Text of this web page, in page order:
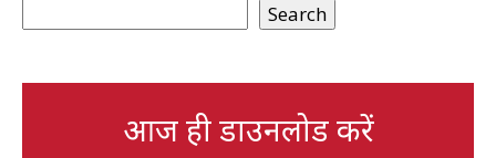
Search
आज ही डाउनलोड करें